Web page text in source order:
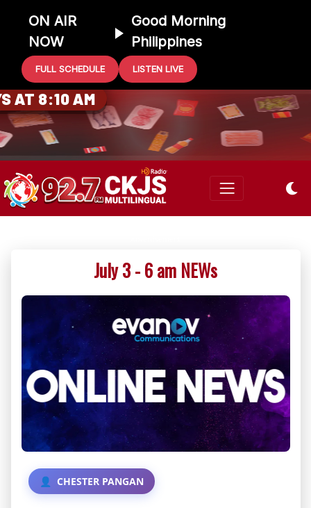
ON AIR
NOW
Good Morning
Philippines
FULL SCHEDULE LISTEN LIVE
GIFT CARD
AT 8:10 AM
July 3 - 6 am NEWs
CHESTER PANGAN